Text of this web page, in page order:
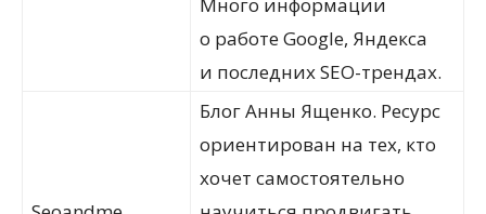
о работе Google, Яндекса
и последних SEO-трендах.
Блог Анны Ященко. Ресурс
ориентирован на тех, кто
хочет самостоятельно